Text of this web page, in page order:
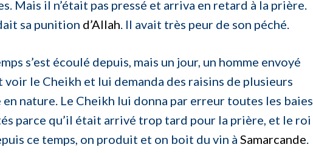
Mais il n’était pas pressé et arriva en retard à la prière.
sa punition d’Allah. Il avait très peur de son péché.
s’est écoulé depuis, mais un jour, un homme envoyé
voir le Cheikh et lui demanda des raisins de plusieurs
nature. Le Cheikh lui donna par erreur toutes les baies
parce qu’il était arrivé trop tard pour la prière, et le roi
ce temps, on produit et on boit du vin à Samarcande.